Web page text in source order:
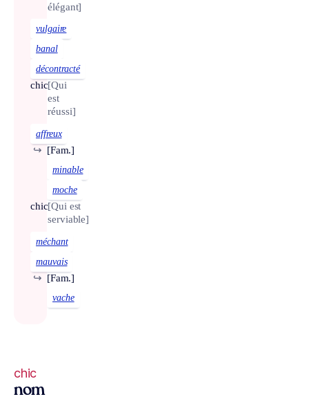
élégant]
vulgaire
banal
décontracté
chic[Qui
est
réussi]
affreux
[Fam.]
↪
minable
moche
chic[Qui est
serviable]
méchant
mauvais
[Fam.]
↪
vache
chic
nom